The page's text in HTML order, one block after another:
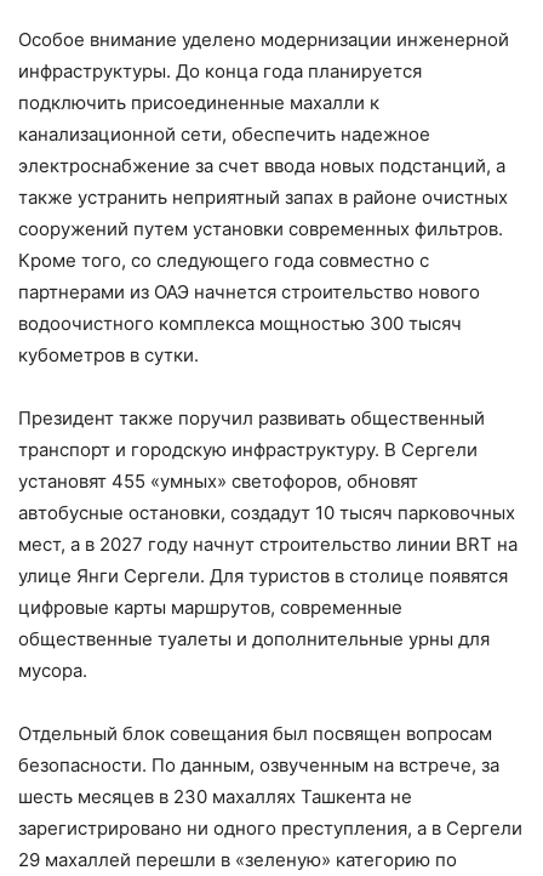
Особое внимание уделено модернизации инженерной
инфраструктуры. До конца года планируется
подключить присоединенные махалли к
канализационной сети, обеспечить надежное
электроснабжение за счет ввода новых подстанций, а
также устранить неприятный запах в районе очистных
сооружений путем установки современных фильтров.
Кроме того, со следующего года совместно с
партнерами из ОАЭ начнется строительство нового
водоочистного комплекса мощностью 300 тысяч
кубометров в сутки.
Президент также поручил развивать общественный
транспорт и городскую инфраструктуру. В Сергели
установят 455 «умных» светофоров, обновят
автобусные остановки, создадут 10 тысяч парковочных
мест, а в 2027 году начнут строительство линии BRT на
улице Янги Сергели. Для туристов в столице появятся
цифровые карты маршрутов, современные
общественные туалеты и дополнительные урны для
мусора.
Отдельный блок совещания был посвящен вопросам
безопасности. По данным, озвученным на встрече, за
шесть месяцев в 230 махаллях Ташкента не
зарегистрировано ни одного преступления, а в Сергели
29 махаллей перешли в «зеленую» категорию по